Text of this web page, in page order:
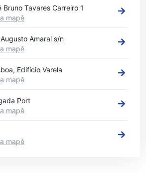
Bruno Tavares Carreiro 1
mapě
Amaral s/n
mapě
Edifício Varela
mapě
Port
mapě
mapě